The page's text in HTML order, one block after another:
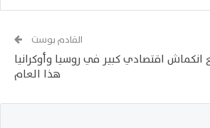
القادم بوست
انكماش اقتصادي كبير في روسيا وأوكرانيا
هذا العام